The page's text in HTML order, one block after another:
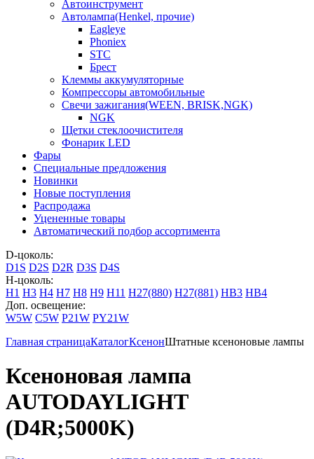
Автоинструмент
Автолампа(Henkel, прочие)
Eagleye
Phoniex
STC
Брест
Клеммы аккумуляторные
Компрессоры автомобильные
Свечи зажигания(WEEN, BRISK,NGK)
NGK
Щетки стеклоочистителя
Фонарик LED
Фары
Специальные предложения
Новинки
Новые поступления
Распродажа
Уцененные товары
Автоматический подбор ассортимента
D-цоколь:
D1S D2S D2R D3S D4S
H-цоколь:
H1 H3 H4 H7 H8 H9 H11 H27(880) H27(881) HB3 HB4
Доп. освещение:
W5W C5W P21W PY21W
Главная страницаКаталогКсенонШтатные ксеноновые лампы
Ксеноновая лампа
AUTODAYLIGHT
(D4R;5000K)